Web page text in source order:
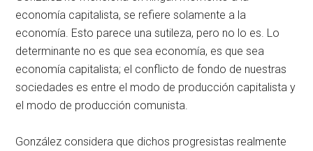
economía capitalista, se refiere solamente a la
economía. Esto parece una sutileza, pero no lo es. Lo
determinante no es que sea economía, es que sea
economía capitalista; el conflicto de fondo de nuestras
sociedades es entre el modo de producción capitalista y
el modo de producción comunista.
González considera que dichos progresistas realmente